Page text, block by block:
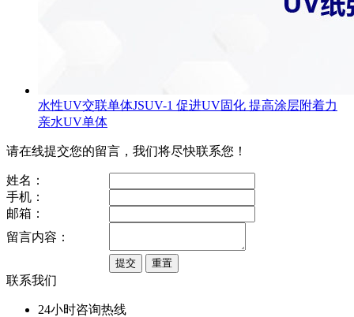
水性UV交联单体JSUV-1 促进UV固化 提高涂层附着力
亲水UV单体
请在线提交您的留言，我们将尽快联系您！
姓名：
手机：
邮箱：
留言内容：
联系我们
24小时咨询热线